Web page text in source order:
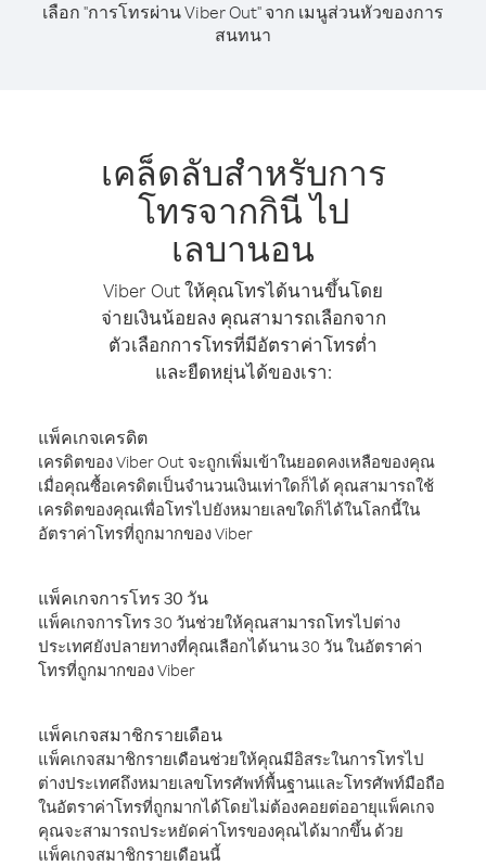
เลือก "การโทรผ่าน Viber Out" จาก เมนูส่วนหัวของการ
สนทนา
เคล็ดลับสำหรับการ
โทรจากกินี ไป
เลบานอน
Viber Out ให้คุณโทรได้นานขึ้นโดย
จ่ายเงินน้อยลง คุณสามารถเลือกจาก
ตัวเลือกการโทรที่มีอัตราค่าโทรต่ำ
และยืดหยุ่นได้ของเรา:
แพ็คเกจเครดิต
เครดิตของ Viber Out จะถูกเพิ่มเข้าในยอดคงเหลือของคุณ
เมื่อคุณซื้อเครดิตเป็นจำนวนเงินเท่าใดก็ได้ คุณสามารถใช้
เครดิตของคุณเพื่อโทรไปยังหมายเลขใดก็ได้ในโลกนี้ใน
อัตราค่าโทรที่ถูกมากของ Viber
แพ็คเกจการโทร 30 วัน
แพ็คเกจการโทร 30 วันช่วยให้คุณสามารถโทรไปต่าง
ประเทศยังปลายทางที่คุณเลือกได้นาน 30 วัน ในอัตราค่า
โทรที่ถูกมากของ Viber
แพ็คเกจสมาชิกรายเดือน
แพ็คเกจสมาชิกรายเดือนช่วยให้คุณมีอิสระในการโทรไป
ต่างประเทศถึงหมายเลขโทรศัพท์พื้นฐานและโทรศัพท์มือถือ
ในอัตราค่าโทรที่ถูกมากได้โดยไม่ต้องคอยต่ออายุแพ็คเกจ
คุณจะสามารถประหยัดค่าโทรของคุณได้มากขึ้น ด้วย
แพ็คเกจสมาชิกรายเดือนนี้